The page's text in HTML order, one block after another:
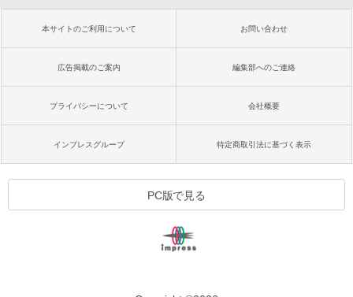
￥99
1冊ですべて身につくHTML & CSSとWe
bデザイン入門講座［第2版］
￥1,292
ードウェア・市販ソフトウェアのパーフ
ェクトリストと最新エミュレータ紹介
るさ自動調整、色調調節ライト、12週間
持続バッテリー、広告なし、メタリック
Amazon Kindle Colorsoft | 16GBストレ
ージ、防水、7インチカラーディスプレ
イ、色調調節ライト、最大8週間持続バッ
テリー、広告無し、ブラック (2025年発
売)
￥31,980
New Amazon Kindle Scribe Colorsoft |
11インチカラーディスプレイ、64GBスト
き、グラファイト
本サイトのご利用について お問い合わせ
広告掲載のご案内 編集部へのご連絡
プライバシーについて 会社概要
インプレスグループ 特定商取引法に基づく表示
PC版で見る